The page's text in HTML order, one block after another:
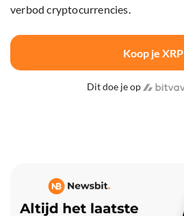
verbod cryptocurrencies.
Koop je XRP
Dit doe je op